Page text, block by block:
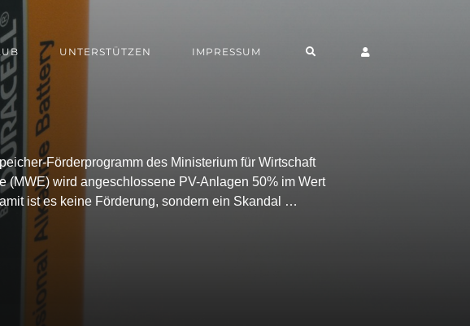
UNTERSTÜTZEN IMPRESSUM
Förderprogramm des Ministerium für Wirtschaft
(MWE) wird angeschlossene PV-Anlagen 50% im Wert
ist es keine Förderung, sondern ein Skandal …